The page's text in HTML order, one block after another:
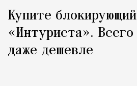
Купите
«Интуриста».
даже дешевле